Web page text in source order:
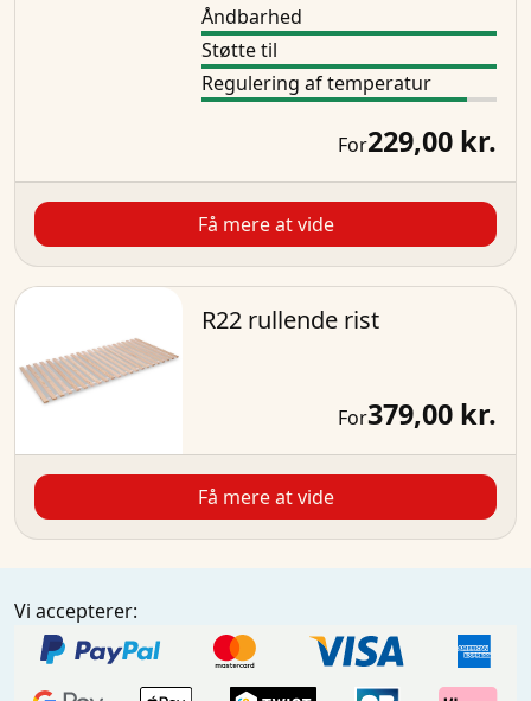
Åndbarhed
Støtte til
Regulering af temperatur
For229,00 kr.
Få mere at vide
R22 rullende rist
For379,00 kr.
Få mere at vide
Vi accepterer: